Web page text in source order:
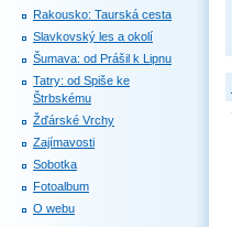
Rakousko: Taurská cesta
Slavkovský les a okolí
Šumava: od Prášil k Lipnu
Tatry: od Spiše ke
Štrbskému
Žďárské Vrchy
Zajímavosti
Sobotka
Fotoalbum
O webu